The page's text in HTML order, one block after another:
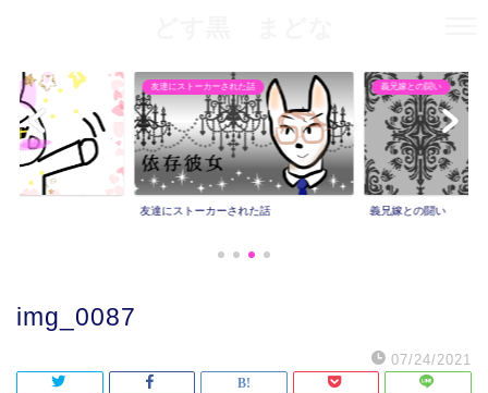
友達にストーカーされた話
友達にストーカーされた話
義兄嫁との闘い
義兄嫁との闘い
img_0087
07/24/2021